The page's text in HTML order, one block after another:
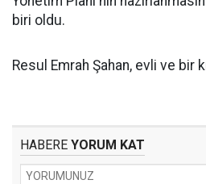
biri oldu.
Resul Emrah Şahan, evli ve bir
HABERE YORUM KAT